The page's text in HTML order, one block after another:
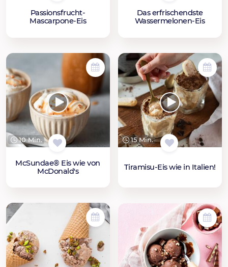
Passionsfrucht-
Mascarpone-Eis
Das erfrischendste
Wassermelonen-Eis
10 Min.
McSundae® Eis wie von
McDonald's
15 Min.
Tiramisu-Eis wie in Italien!